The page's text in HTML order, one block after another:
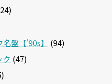
盤【'90s】
(94)
ク (47)